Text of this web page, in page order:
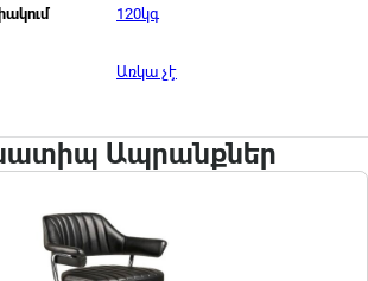
120կգ
Առկա չէ
Ապրանքներ